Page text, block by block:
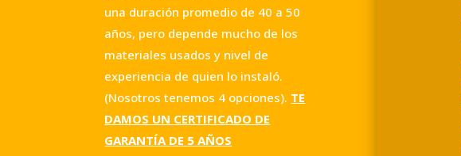
una duración promedio de 40 a 50
años, pero depende mucho de los
materiales usados y nivel de
experiencia de quien lo instaló.
(Nosotros tenemos 4 opciones). TE
DAMOS UN CERTIFICADO DE
GARANTÍA DE 5 AÑOS